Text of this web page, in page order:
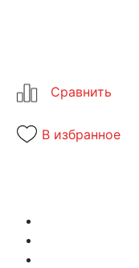
В избранное